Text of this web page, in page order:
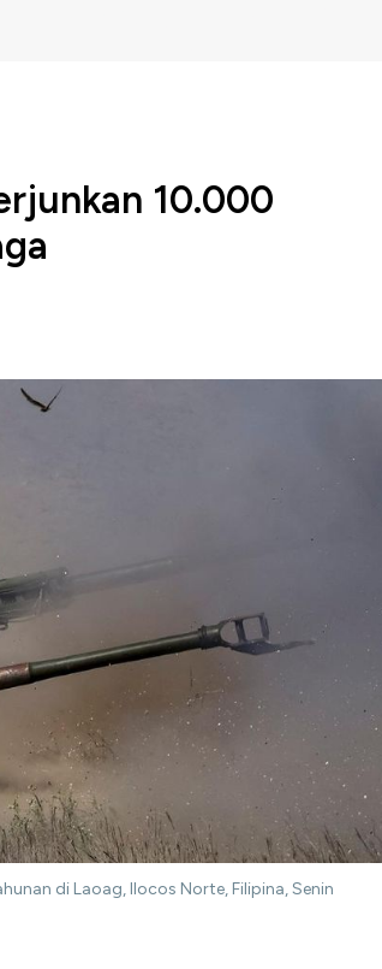
10.000
di Laoag, Ilocos Norte, Filipina, Senin